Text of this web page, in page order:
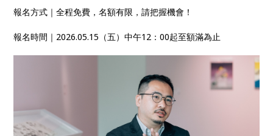
報名方式｜全程免費，名額有限，請把握機會！
報名時間｜2026.05.15（五）中午12：00起至額滿為止